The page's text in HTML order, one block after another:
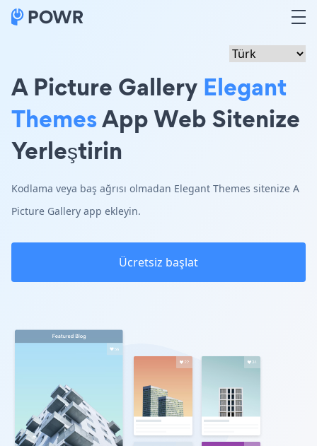
A Picture Gallery Elegant
ThemesApp Web Sitenize
Yerleştirin
Kodlama veya baş ağrısı olmadan Elegant Themes sitenize A
Picture Gallery app ekleyin.
Ücretsiz başlat